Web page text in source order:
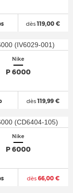
dès119,00 €
Nike
P 6000
dès119,99 €
Nike
P 6000
dès66,00 €